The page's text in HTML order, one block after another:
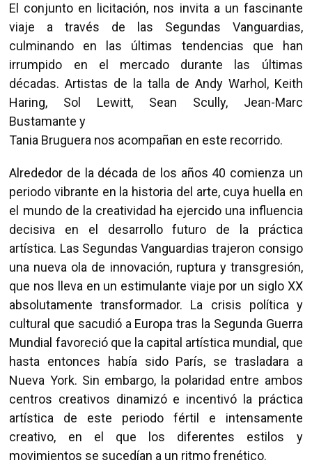
El conjunto en licitación, nos invita a un fascinante
viaje a través de las Segundas Vanguardias,
culminando en las últimas tendencias que han
irrumpido en el mercado durante las últimas
décadas. Artistas de la talla de Andy Warhol, Keith
Haring, Sol Lewitt, Sean Scully, Jean-Marc
Bustamante y
Tania Bruguera nos acompañan en este recorrido.
Alrededor de la década de los años 40 comienza un
periodo vibrante en la historia del arte, cuya huella en
el mundo de la creatividad ha ejercido una influencia
decisiva en el desarrollo futuro de la práctica
artística. Las Segundas Vanguardias trajeron consigo
una nueva ola de innovación, ruptura y transgresión,
que nos lleva en un estimulante viaje por un siglo XX
absolutamente transformador. La crisis política y
cultural que sacudió a Europa tras la Segunda Guerra
Mundial favoreció que la capital artística mundial, que
hasta entonces había sido París, se trasladara a
Nueva York. Sin embargo, la polaridad entre ambos
centros creativos dinamizó e incentivó la práctica
artística de este periodo fértil e intensamente
creativo, en el que los diferentes estilos y
movimientos se sucedían a un ritmo frenético.